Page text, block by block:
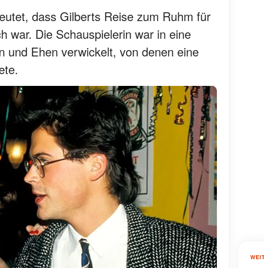
dass Gilberts Reise zum Ruhm für
war. Die Schauspielerin war in eine
und Ehen verwickelt, von denen eine